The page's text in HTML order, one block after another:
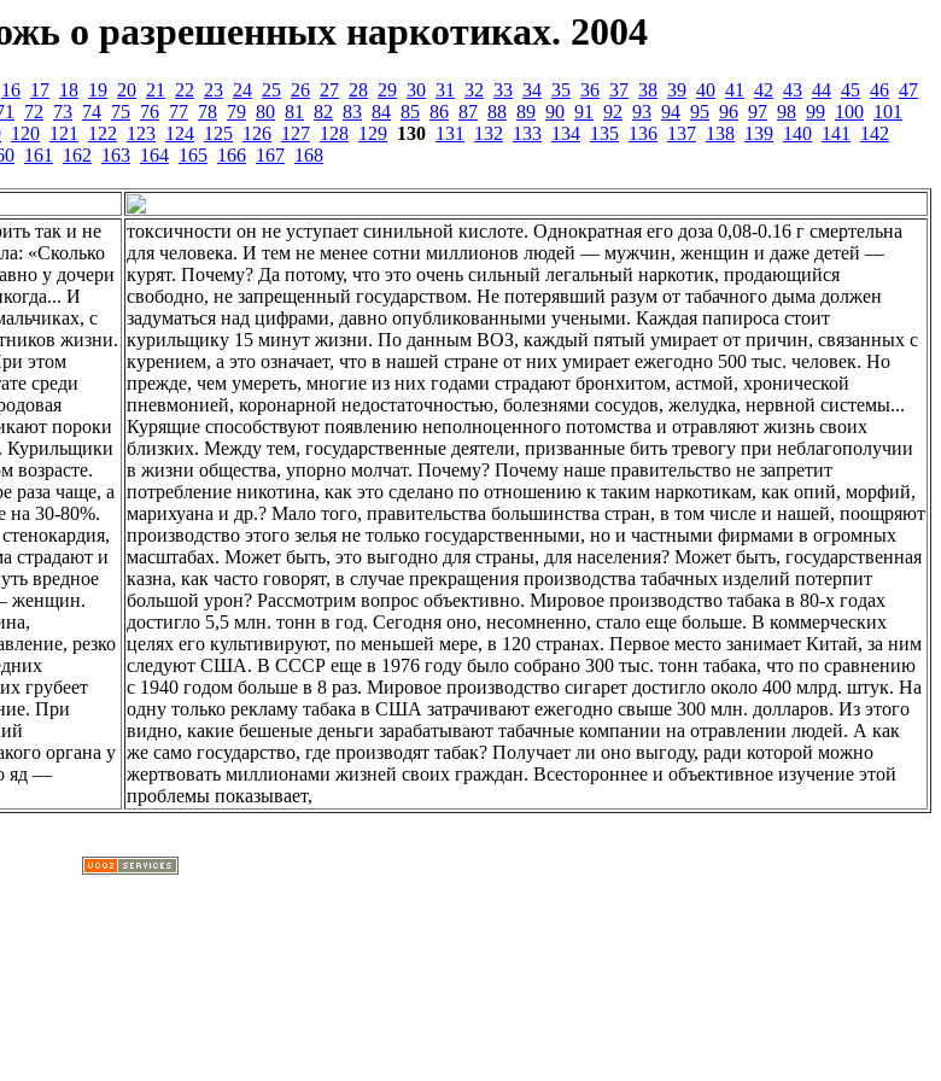
о разрешенных наркотиках. 2004
16 17 18 19 20 21 22 23 24 25 26 27 28 29 30 31 32 33 34 35 36 37 38 39 40 41 42 43 44 45 46 47
72 73 74 75 76 77 78 79 80 81 82 83 84 85 86 87 88 89 90 91 92 93 94 95 96 97 98 99 100 101
120 121 122 123 124 125 126 127 128 129 130 131 132 133 134 135 136 137 138 139 140 141 142
161 162 163 164 165 166 167 168
так и не
«Сколько
у дочери
И
с
жизни.
этом
среди
пороки
Курильщики
возрасте.
раза чаще, а
на 30-80%.
страдают и
вредное
женщин.
резко
грубеет
При
органа у
яд —
токсичности он не уступает синильной кислоте. Однократная его доза 0,08-0.16 г смертельна
для человека. И тем не менее сотни миллионов людей — мужчин, женщин и даже детей —
курят. Почему? Да потому, что это очень сильный легальный наркотик, продающийся
свободно, не запрещенный государством. Не потерявший разум от табачного дыма должен
задуматься над цифрами, давно опубликованными учеными. Каждая папироса стоит
курильщику 15 минут жизни. По данным ВОЗ, каждый пятый умирает от причин, связанных с
курением, а это означает, что в нашей стране от них умирает ежегодно 500 тыс. человек. Но
прежде, чем умереть, многие из них годами страдают бронхитом, астмой, хронической
пневмонией, коронарной недостаточностью, болезнями сосудов, желудка, нервной системы...
Курящие способствуют появлению неполноценного потомства и отравляют жизнь своих
близких. Между тем, государственные деятели, призванные бить тревогу при неблагополучии
в жизни общества, упорно молчат. Почему? Почему наше правительство не запретит
потребление никотина, как это сделано по отношению к таким наркотикам, как опий, морфий,
марихуана и др.? Мало того, правительства большинства стран, в том числе и нашей, поощряют
производство этого зелья не только государственными, но и частными фирмами в огромных
масштабах. Может быть, это выгодно для страны, для населения? Может быть, государственная
казна, как часто говорят, в случае прекращения производства табачных изделий потерпит
большой урон? Рассмотрим вопрос объективно. Мировое производство табака в 80-х годах
достигло 5,5 млн. тонн в год. Сегодня оно, несомненно, стало еще больше. В коммерческих
целях его культивируют, по меньшей мере, в 120 странах. Первое место занимает Китай, за ним
следуют США. В СССР еще в 1976 году было собрано 300 тыс. тонн табака, что по сравнению
с 1940 годом больше в 8 раз. Мировое производство сигарет достигло около 400 млрд. штук. На
одну только рекламу табака в США затрачивают ежегодно свыше 300 млн. долларов. Из этого
видно, какие бешеные деньги зарабатывают табачные компании на отравлении людей. А как
же само государство, где производят табак? Получает ли оно выгоду, ради которой можно
жертвовать миллионами жизней своих граждан. Всестороннее и объективное изучение этой
проблемы показывает,